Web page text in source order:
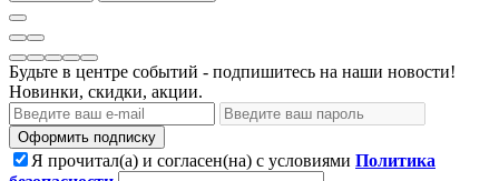
Будьте в центре событий - подпишитесь на наши новости!
Новинки, скидки, акции.
Оформить подписку
Я прочитал(а) и согласен(на) с условиями Политика